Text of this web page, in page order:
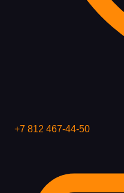
+7 812 467-44-50